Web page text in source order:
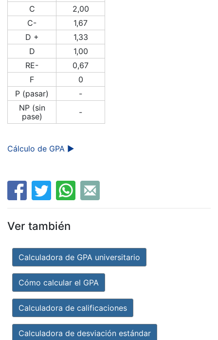
C
2,00
C-
1,67
D +
1,33
D
1,00
RE-
0,67
F
0
P (pasar)
-
NP (sin
pase)
-
Cálculo de GPA ►
Ver también
Calculadora de GPA universitario
Cómo calcular el GPA
Calculadora de calificaciones
Calculadora de desviación estándar